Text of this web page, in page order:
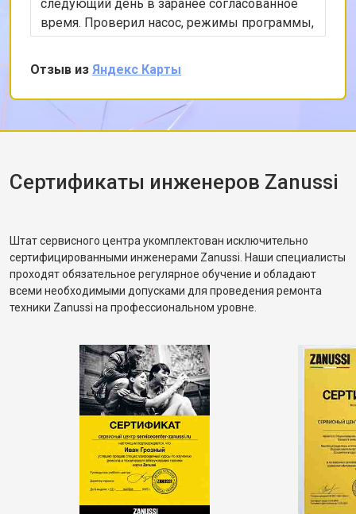
Замена циркуляционного насоса от 3800 ₽ Заказать
Замена УБЛ стиральной машины
от 2100 ₽ Заказать
Замена приводного ремня
следующий день в заранее согласованное
время. Проверил насос, режимы программы,
снял заднюю панель и показал, что ремень
частично порвался и проскальзывал.
Заменил ремень без лишних разговоров,
после чего протестировал в режиме стирки и
убедился, что вращение барабана
корректное. Рассказал, как правильно
разбалансировка.
Отзыв из Яндекс Карты
Сертификаты инженеров Zanussi
Штат сервисного центра укомплектован исключительно
сертифицированными инженерами Zanussi. Наши специалисты
проходят обязательное регулярное обучение и обладают
всеми необходимыми допусками для проведения ремонта
техники Zanussi на профессиональном уровне.